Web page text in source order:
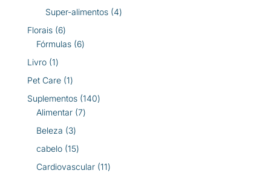
produtos
Super-alimentos 44
Florais 66
produtos
Fórmulas 66
Livro 11
produto
Pet Care 11
produto
Suplementos 140140
Alimentar 77
Beleza 33
produtos
cabelo 1515
produtos
Cardiovascular 1111